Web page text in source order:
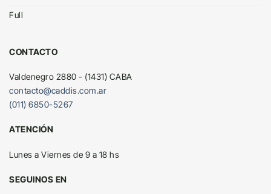
Full
CONTACTO
Valdenegro 2880 - (1431) CABA
contacto@caddis.com.ar
(011) 6850-5267
ATENCIÓN
Lunes a Viernes de 9 a 18 hs
SEGUINOS EN